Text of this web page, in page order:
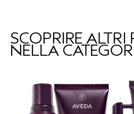
SCOPRIRE ALTRI
NELLA